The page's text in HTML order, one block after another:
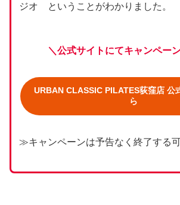
ジオ ということがわかりました。
＼公式サイトにてキャンペー
URBAN CLASSIC PILATES荻窪店 公
ら
≫キャンペーンは予告なく終了する